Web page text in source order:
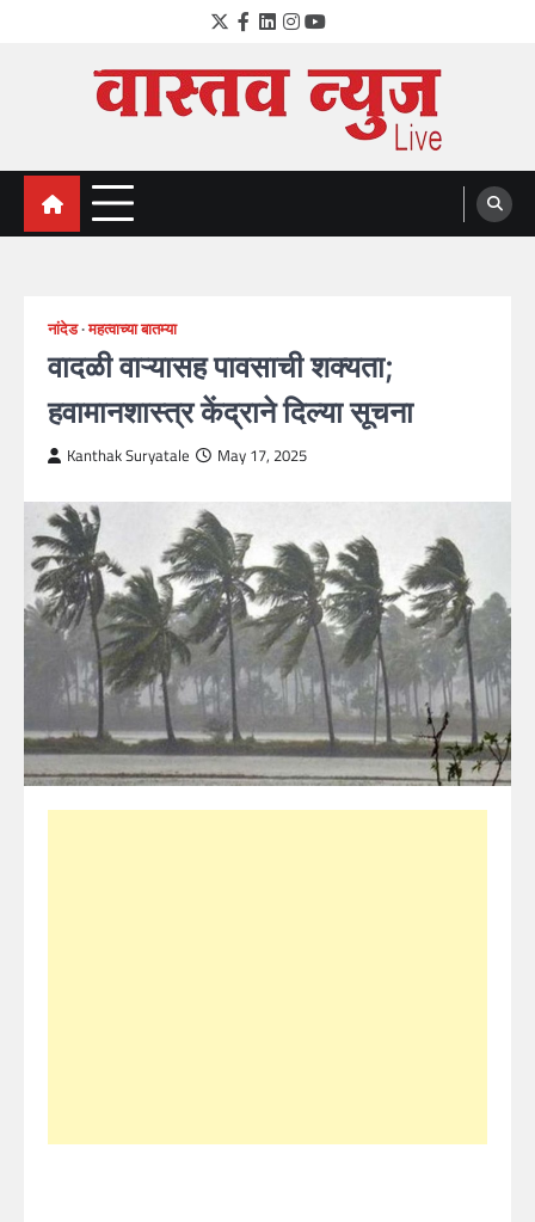
Twitter
Facebook
LinkedIn
Instagram
YouTube
VastavNEWSLive.com
a leading NEWS portal of Maharahstra
नांदेड महत्वाच्या बातम्या
वादळी वाऱ्यासह पावसाची शक्यता;
हवामानशास्त्र केंद्राने दिल्या सूचना
Kanthak Suryatale May 17, 2025